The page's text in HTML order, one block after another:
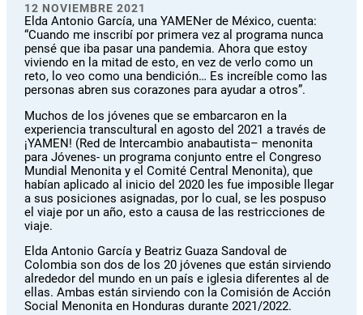
12 NOVIEMBRE 2021
Elda Antonio García, una YAMENer de México, cuenta:
“Cuando me inscribí por primera vez al programa nunca
pensé que iba pasar una pandemia. Ahora que estoy
viviendo en la mitad de esto, en vez de verlo como un
reto, lo veo como una bendición… Es increíble como las
personas abren sus corazones para ayudar a otros”.
Muchos de los jóvenes que se embarcaron en la
experiencia transcultural en agosto del 2021 a través de
¡YAMEN! (Red de Intercambio anabautista– menonita
para Jóvenes- un programa conjunto entre el Congreso
Mundial Menonita y el Comité Central Menonita), que
habían aplicado al inicio del 2020 les fue imposible llegar
a sus posiciones asignadas, por lo cual, se les pospuso
el viaje por un año, esto a causa de las restricciones de
viaje.
Elda Antonio García y Beatriz Guaza Sandoval de
Colombia son dos de los 20 jóvenes que están sirviendo
alrededor del mundo en un país e iglesia diferentes al de
ellas. Ambas están sirviendo con la Comisión de Acción
Social Menonita en Honduras durante 2021/2022.